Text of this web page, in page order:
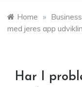
Home »
med jeres app
Har I